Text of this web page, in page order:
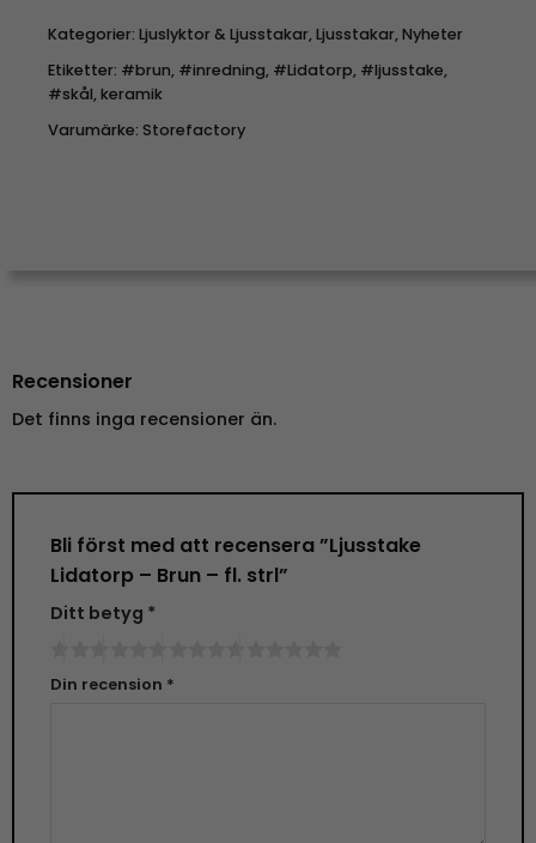
Kategorier: Ljuslyktor & Ljusstakar,Ljusstakar,Nyheter
Etiketter: #brun, #inredning, #Lidatorp, #ljusstake,
#skål,keramik
Varumärke: Storefactory
Recensioner
Det finns inga recensioner än.
Bli först med att recensera ”Ljusstake
Lidatorp – Brun – fl. strl”
Ditt betyg *
Din recension *